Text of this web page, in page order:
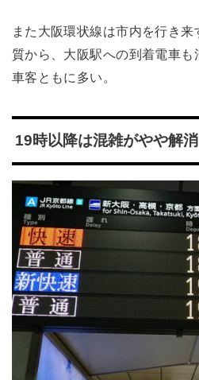
また大阪環状線は市内を行き
質から、大阪駅への到着電車
車客ともに多い。
19時以降は混雑がやや解消